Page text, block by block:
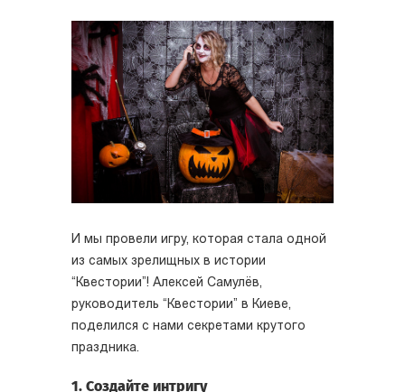
И мы провели игру, которая стала одной
из самых зрелищных в истории
“Квестории”! Алексей Самулёв,
руководитель “Квестории” в Киеве,
поделился с нами секретами крутого
праздника.
1. Создайте интригу